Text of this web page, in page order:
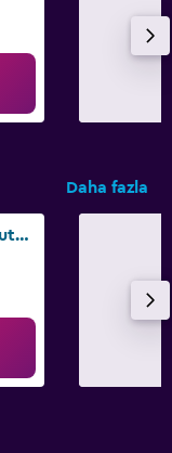
Daha fazla
Oaks Melbourne South Yarra Suites